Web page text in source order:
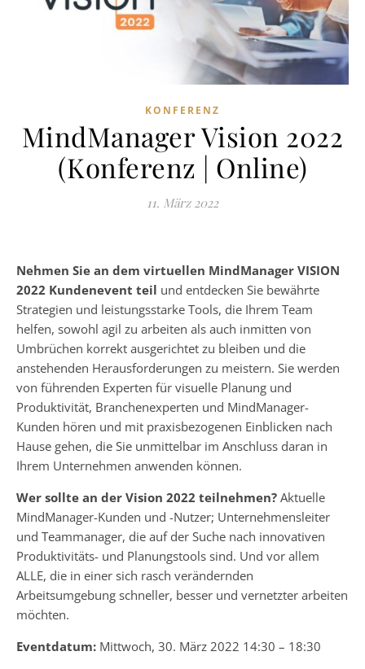
KONFERENZ
MindManager Vision 2022
(Konferenz | Online)
11. März 2022
Nehmen Sie an dem virtuellen MindManager VISION
2022 Kundenevent teil und entdecken Sie bewährte
Strategien und leistungsstarke Tools, die Ihrem Team
helfen, sowohl agil zu arbeiten als auch inmitten von
Umbrüchen korrekt ausgerichtet zu bleiben und die
anstehenden Herausforderungen zu meistern. Sie werden
von führenden Experten für visuelle Planung und
Produktivität, Branchenexperten und MindManager-
Kunden hören und mit praxisbezogenen Einblicken nach
Hause gehen, die Sie unmittelbar im Anschluss daran in
Ihrem Unternehmen anwenden können.
Wer sollte an der Vision 2022 teilnehmen? Aktuelle
MindManager-Kunden und -Nutzer; Unternehmensleiter
und Teammanager, die auf der Suche nach innovativen
Produktivitäts- und Planungstools sind. Und vor allem
ALLE, die in einer sich rasch verändernden
Arbeitsumgebung schneller, besser und vernetzter arbeiten
möchten.
Eventdatum: Mittwoch, 30. März 2022 14:30 – 18:30